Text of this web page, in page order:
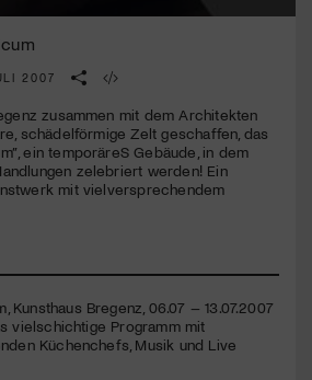
2007
zusammen mit dem Architekten
schädelförmige Zelt geschaffen, das
ein temporäreS Gebäude, in dem
zelebriert werden! Ein
mit vielversprechendem
Kunsthaus Bregenz, 06.07 – 13.07.2007
vielschichtige Programm mit
Küchenchefs, Musik und Live
the Art»!
Kulturschaffende(r) oder
erhältst du kostenlosen Zugang zu